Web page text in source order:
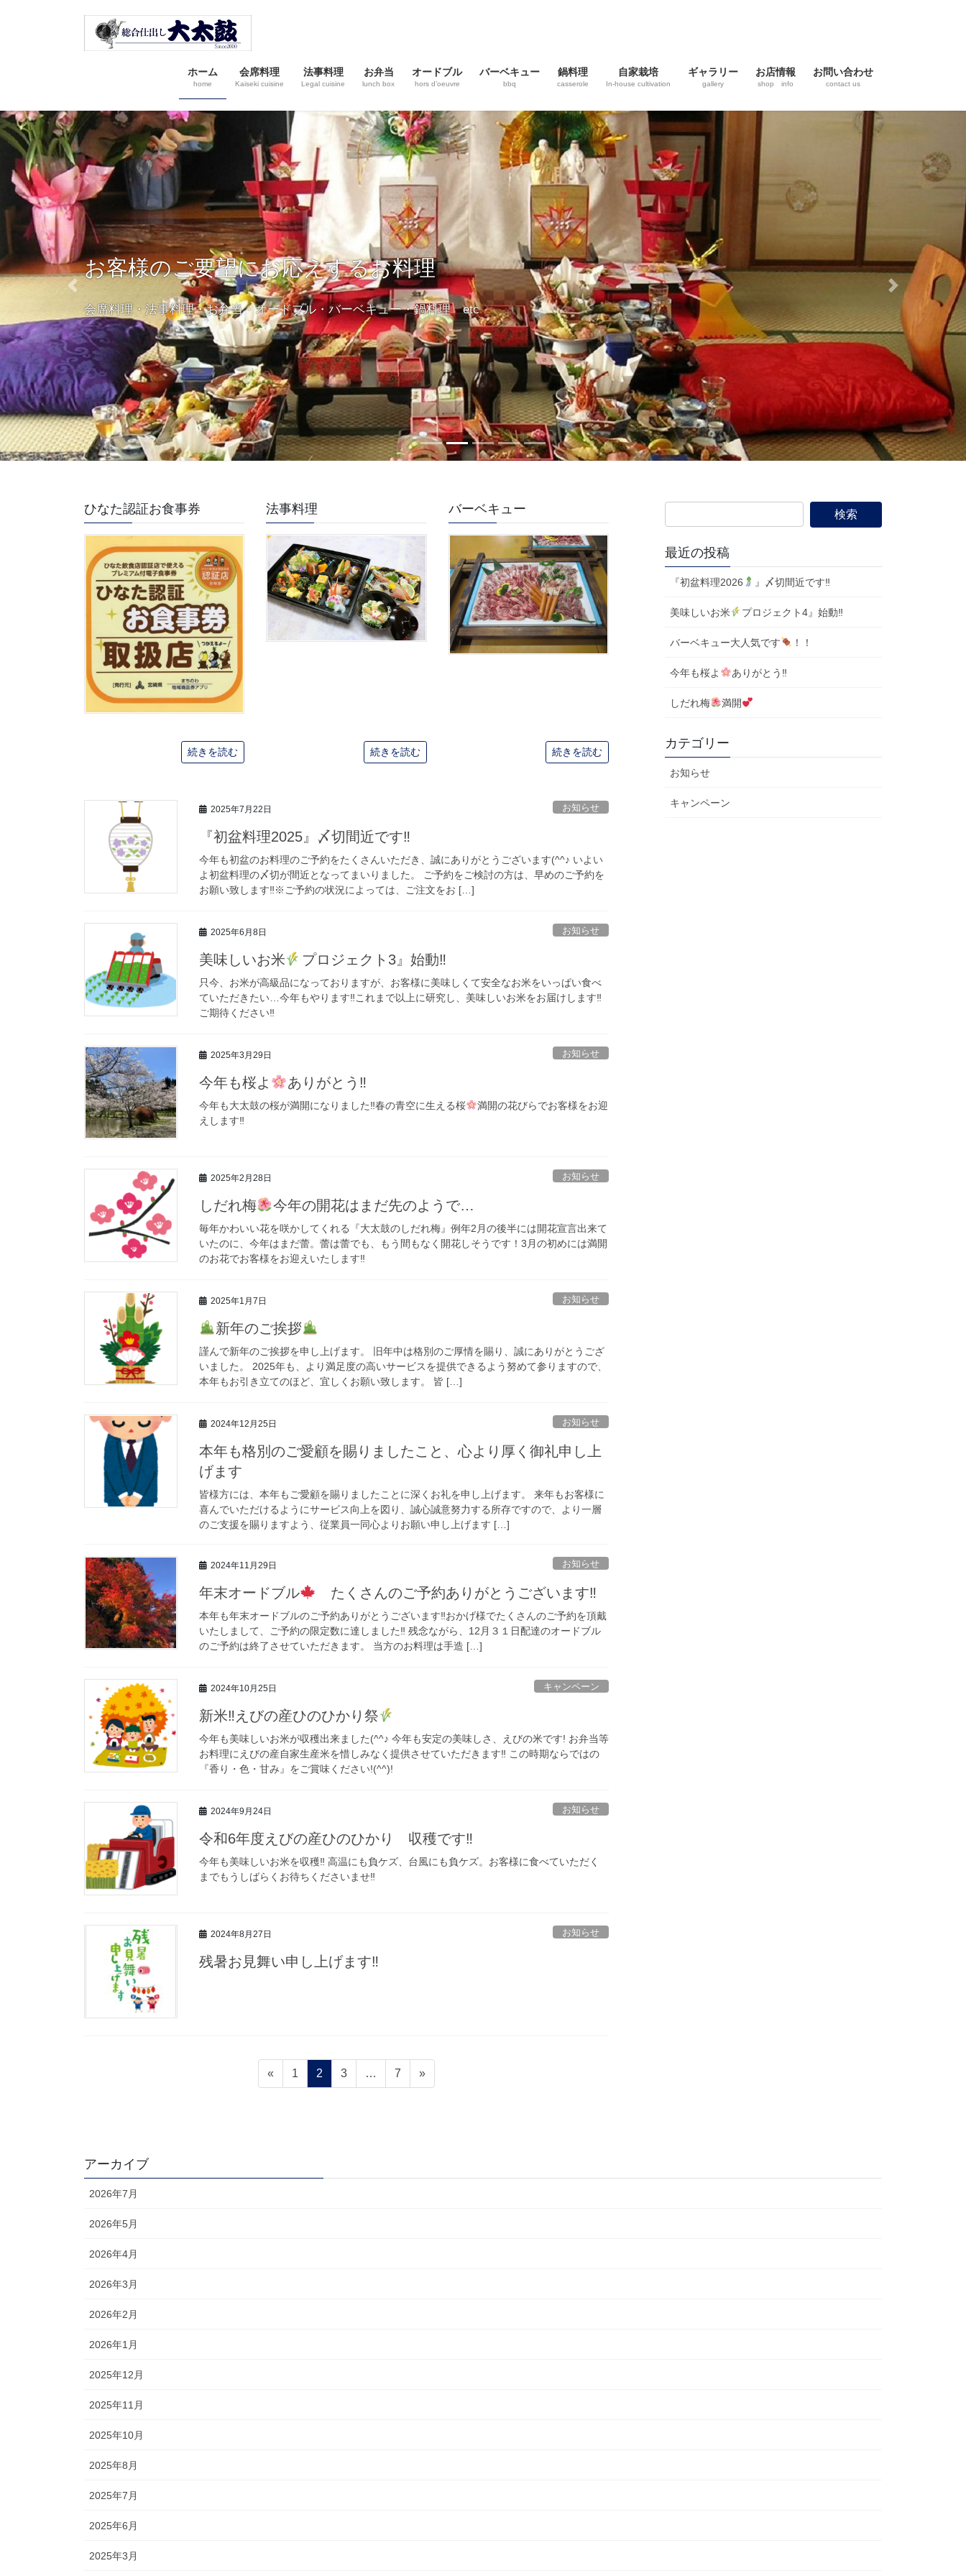
ス
キ
ッ
ン
に
移
ホーム
home
会席料理
Kaiseki cuisine
法事料理
Legal cuisine
お弁当
lunch box
オードブル
hors d’oeuvre
バーベキュー
bbq
鍋料理
casserole
自家栽培
In-house cultivation
ギャラリー
gallery
お店情報
shop info
お問い合わせ
contact us
お客様のご要望にお応えするお料理
会席料理・法事料理・お弁当・オードブル・バーベキュー・鍋料理 etc
Previous Next
ひなた認証お食事券
続きを読む
法事料理
続きを読む
バーベキュー
続きを読む
2025年7月22日 お知らせ
『初盆料理2025』〆切間近です‼
今年も初盆のお料理のご予約をたくさんいただき、誠にありがとうございます(^^♪ いよい
よ初盆料理の〆切が間近となってまいりました。 ご予約をご検討の方は、早めのご予約を
お願い致します‼※ご予約の状況によっては、ご注文をお […]
2025年6月8日 お知らせ
美味しいお米 プロジェクト3』始動‼
只今、お米が高級品になっておりますが、お客様に美味しくて安全なお米をいっぱい食べ
ていただきたい…今年もやります‼これまで以上に研究し、美味しいお米をお届けします‼
ご期待ください‼
2025年3月29日 お知らせ
今年も桜よ ありがとう‼
今年も大太鼓の桜が満開になりました‼春の青空に生える桜
満開の花びらでお客様をお迎
えします‼
2025年2月28日 お知らせ
しだれ梅 今年の開花はまだ先のようで…
毎年かわいい花を咲かしてくれる『大太鼓のしだれ梅』例年2月の後半には開花宣言出来て
いたのに、今年はまだ蕾。蕾は蕾でも、もう間もなく開花しそうです！3月の初めには満開
のお花でお客様をお迎えいたします‼
2025年1月7日 お知らせ
新年のご挨拶
謹んで新年のご挨拶を申し上げます。 旧年中は格別のご厚情を賜り、誠にありがとうござ
いました。 2025年も、より満足度の高いサービスを提供できるよう努めて参りますので、
本年もお引き立てのほど、宜しくお願い致します。 皆 […]
2024年12月25日 お知らせ
本年も格別のご愛顧を賜りましたこと、心より厚く御礼申し上
げます
皆様方には、本年もご愛顧を賜りましたことに深くお礼を申し上げます。 来年もお客様に
喜んでいただけるようにサービス向上を図り、誠心誠意努力する所存ですので、より一層
のご支援を賜りますよう、従業員一同心よりお願い申し上げます […]
2024年11月29日 お知らせ
年末オードブル たくさんのご予約ありがとうございます‼
本年も年末オードブルのご予約ありがとうございます‼おかげ様でたくさんのご予約を頂戴
いたしまして、ご予約の限定数に達しました‼ 残念ながら、12月３１日配達のオードブル
のご予約は終了させていただきます。 当方のお料理は手造 […]
2024年10月25日 キャンペーン
新米‼えびの産ひのひかり祭
今年も美味しいお米が収穫出来ました(^^♪ 今年も安定の美味しさ、えびの米です! お弁当等
お料理にえびの産自家生産米を惜しみなく提供させていただきます‼ この時期ならではの
『香り・色・甘み』をご賞味ください!(^^)!
2024年9月24日 お知らせ
令和6年度えびの産ひのひかり 収穫です‼
今年も美味しいお米を収穫‼ 高温にも負ケズ、台風にも負ケズ。お客様に食べていただく
までもうしばらくお待ちくださいませ‼
2024年8月27日 お知らせ
残暑お見舞い申し上げます‼
ー
ジ
«
固
定
1
固
定
2
固
定
3 …
固
定
7 »
最近の投稿
『初盆料理2026 』〆切間近です‼
美味しいお米 プロジェクト4』始動‼
バーベキュー大人気です ！！
今年も桜よ ありがとう‼
しだれ梅 満開
カテゴリー
お知らせ
キャンペーン
アーカイブ
2026年7月
2026年5月
2026年4月
2026年3月
2026年2月
2026年1月
2025年12月
2025年11月
2025年10月
2025年8月
2025年7月
2025年6月
2025年3月